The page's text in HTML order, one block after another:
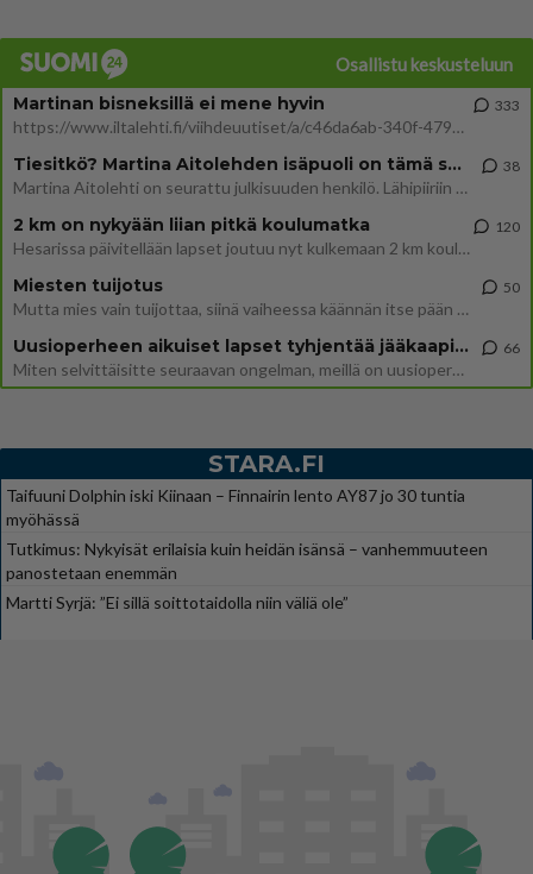
Osallistu keskusteluun
Martinan bisneksillä ei mene hyvin
https://www.iltalehti.fi/viihdeuutiset/a/c46da6ab-340f-4790-aaa7-0865eed2336 Yrityksen konkurssihakemus on tullut kärä
333
Tiesitkö? Martina Aitolehden isäpuoli on tämä suosittu laulaja
Martina Aitolehti on seurattu julkisuuden henkilö. Lähipiiriin mahtuu muitakin tunnettuja henkilöitä. Tiesitkö, että Ma
38
2 km on nykyään liian pitkä koulumatka
Hesarissa päivitellään lapset joutuu nyt kulkemaan 2 km kouluun jösses. Ruostefillarilla tuo matka menee vaikka miten äk
120
Miesten tuijotus
Mutta mies vain tuijottaa, siinä vaiheessa käännän itse pään pois. Mikä juttu? Yleensä jos joku tuijottaa tai katsoo, hä
50
Uusioperheen aikuiset lapset tyhjentää jääkaapin käydessään
Miten selvittäisitte seuraavan ongelman, meillä on uusioperhe, minulla teini-ikäiset lapset ja puolisolla aikuiset, jotk
66
STARA.FI
Taifuuni Dolphin iski Kiinaan – Finnairin lento AY87 jo 30 tuntia
myöhässä
Tutkimus: Nykyisät erilaisia kuin heidän isänsä – vanhemmuuteen
panostetaan enemmän
Martti Syrjä: ”Ei sillä soittotaidolla niin väliä ole”